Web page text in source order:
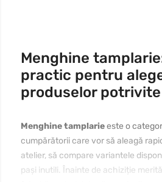
Menghine
practic pentru
produselor potrivite
Menghine tamplarieeste o
cumpărătorii care vor să aleagă
atelier, să compare variantele
pași inutili. Înainte de achiziție